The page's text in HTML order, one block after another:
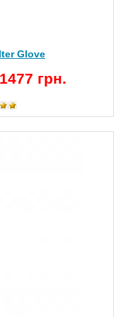
Glove
1477 грн.